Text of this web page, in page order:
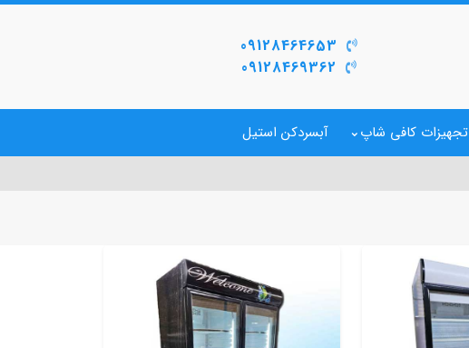
09128464653
09128469362
تجهیزات کافی شاپ آبسردکن استیل